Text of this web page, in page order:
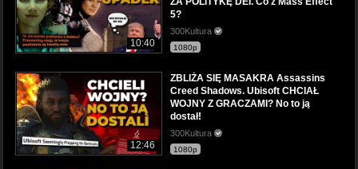
10:40
5?
300Kultura
1080p
12:46
ZBLIŻA SIĘ MASAKRA Assassins
Creed Shadows. Ubisoft CHCIAŁ
WOJNY Z GRACZAMI? No to ją
dostał!
300Kultura
1080p